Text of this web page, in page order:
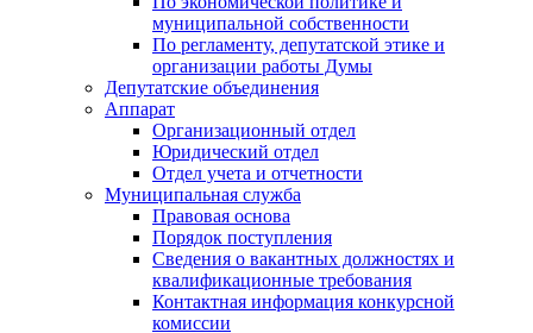
муниципальной собственности
По регламенту, депутатской этике и
организации работы Думы
Депутатские объединения
Аппарат
Организационный отдел
Юридический отдел
Отдел учета и отчетности
Муниципальная служба
Правовая основа
Порядок поступления
Сведения о вакантных должностях и
квалификационные требования
Контактная информация конкурсной
комиссии